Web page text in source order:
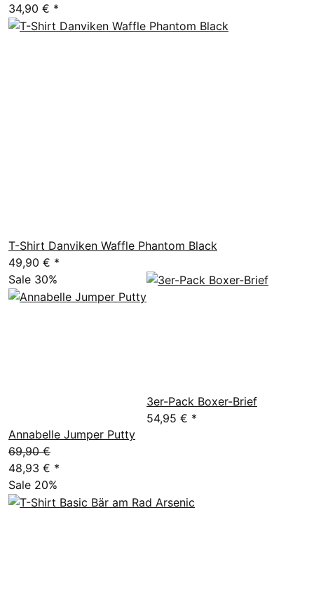
34,90 € *
T-Shirt Danviken Waffle Phantom Black
49,90 € *
Sale 30%
Annabelle Jumper Putty
69,90 €
48,93 € *
3er-Pack Boxer-Brief
54,95 € *
Sale 20%